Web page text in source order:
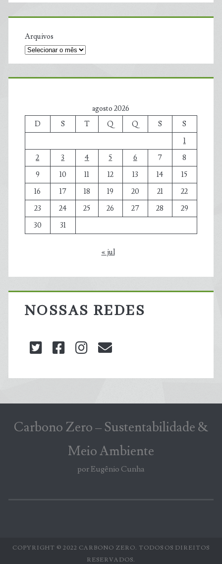
Arquivos
agosto 2026
D
S T Q Q S
S
1
2
3 4 5 6 7
8
9
10 11 12 13 14
15
16
17 18 19 20 21
22
23
24 25 26 27 28
29
30
31
« jul
NOSSAS REDES
twitterfacebookinstagram
Carbono Zero – Sustentabilidade &
Meio Ambiente
por Eugênio Cunha
COPYRIGHT © 2022 CARBONO ZERO. TODOS OS DIREITOS
RESERVADOS.